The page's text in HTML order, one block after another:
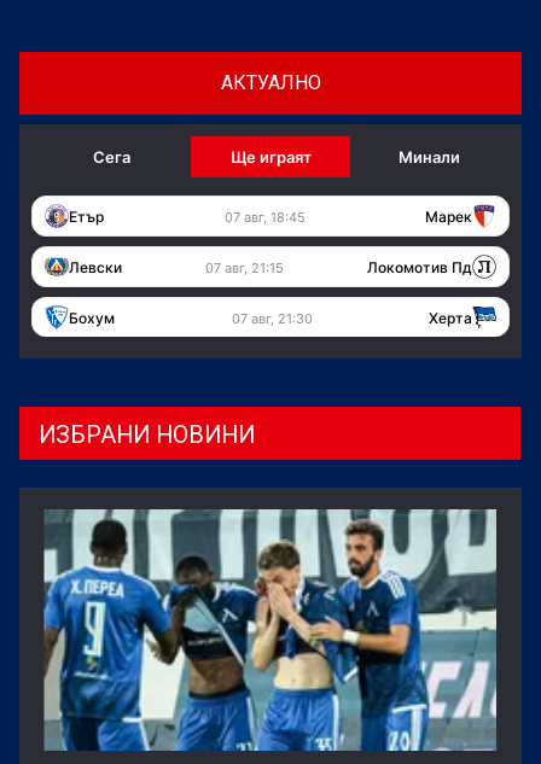
АКТУАЛНО
Сега Ще играят Минали
Етър 07 авг, 18:45 Марек
Левски 07 авг, 21:15 Локомотив Пд
Бохум 07 авг, 21:30 Херта
ИЗБРАНИ НОВИНИ